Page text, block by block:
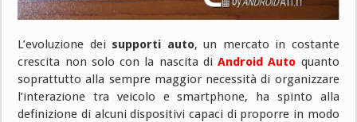
L’evoluzione dei supporti auto, un mercato in costante
crescita non solo con la nascita diAndroid Auto quanto
soprattutto alla sempre maggior necessità di organizzare
l’interazione tra veicolo e smartphone, ha spinto alla
definizione di alcuni dispositivi capaci di proporre in modo